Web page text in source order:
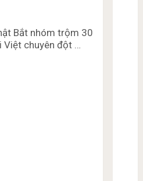
Bắt nhóm trộm 30
Việt chuyên đột …